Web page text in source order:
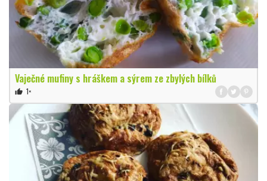
Vaječné mufiny s hráškem a sýrem ze zbylých bílků
thumb_up 1×